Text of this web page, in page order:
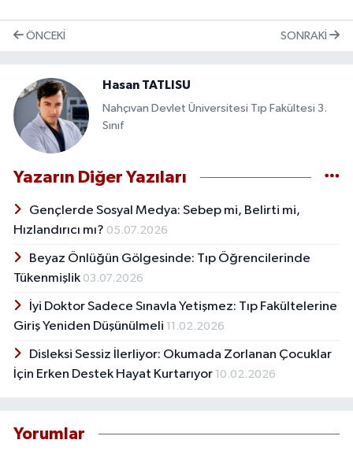
ÖNCEKI SONRAKI
Hasan TATLISU
Nahçıvan Devlet Üniversitesi Tıp Fakültesi 3.
Sınıf
Yazarın Diğer Yazıları
Gençlerde Sosyal Medya: Sebep mi, Belirti mi,
Hızlandırıcı mı? 05.07.2026
Beyaz Önlüğün Gölgesinde: Tıp Öğrencilerinde
Tükenmişlik 03.07.2026
İyi Doktor Sadece Sınavla Yetişmez: Tıp Fakültelerine
Giriş Yeniden Düşünülmeli 11.02.2026
Disleksi Sessiz İlerliyor: Okumada Zorlanan Çocuklar
İçin Erken Destek Hayat Kurtarıyor 10.02.2026
Yorumlar